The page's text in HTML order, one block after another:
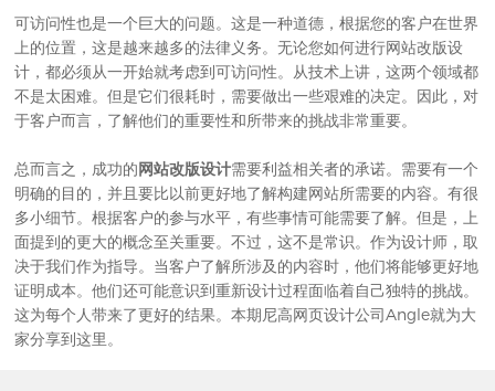
可访问性也是一个巨大的问题。这是一种道德，根据您的客户在世界
上的位置，这是越来越多的法律义务。无论您如何进行网站改版设
计，都必须从一开始就考虑到可访问性。从技术上讲，这两个领域都
不是太困难。但是它们很耗时，需要做出一些艰难的决定。因此，对
于客户而言，了解他们的重要性和所带来的挑战非常重要。
总而言之，成功的网站改版设计需要利益相关者的承诺。需要有一个
明确的目的，并且要比以前更好地了解构建网站所需要的内容。有很
多小细节。根据客户的参与水平，有些事情可能需要了解。但是，上
面提到的更大的概念至关重要。不过，这不是常识。作为设计师，取
决于我们作为指导。当客户了解所涉及的内容时，他们将能够更好地
证明成本。他们还可能意识到重新设计过程面临着自己独特的挑战。
这为每个人带来了更好的结果。本期尼高网页设计公司Angle就为大
家分享到这里。